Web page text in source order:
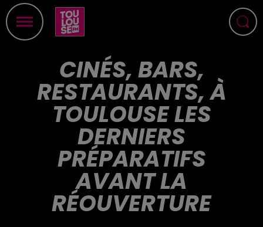
CINÉS, BARS,
RESTAURANTS, À
TOULOUSE LES
DERNIERS
PRÉPARATIFS
AVANT LA
RÉOUVERTURE